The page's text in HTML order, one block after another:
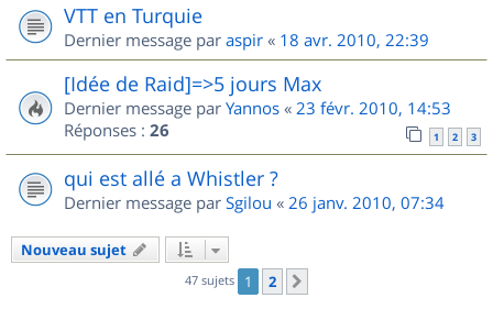
VTT en Turquie
Dernier message par aspir « 18 avr. 2010, 22:39
[Idée de Raid]=>5 jours Max
Dernier message par Yannos « 23 févr. 2010, 14:53
Réponses : 26 1 2 3
qui est allé a Whistler ?
Dernier message par Sgilou « 26 janv. 2010, 07:34
Nouveau sujet
47 sujets 1 2